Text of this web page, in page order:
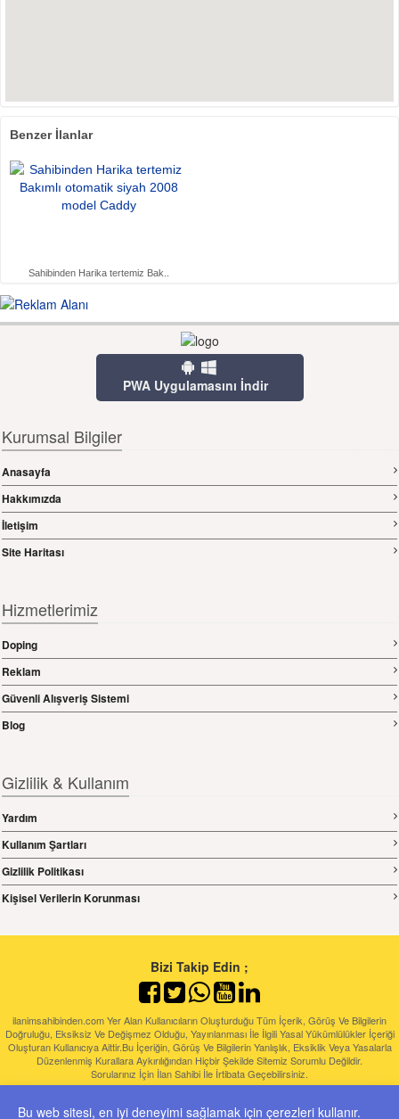
Benzer İlanlar
Sahibinden Harika tertemiz Bak..
PWA Uygulamasını İndir
Kurumsal Bilgiler
Anasayfa
Hakkımızda
İletişim
Site Haritası
Hizmetlerimiz
Doping
Reklam
Güvenli Alışveriş Sistemi
Blog
Gizlilik & Kullanım
Yardım
Kullanım Şartları
Gizlilik Politikası
Kişisel Verilerin Korunması
Bizi Takip Edin ;
ilanimsahibinden.com Yer Alan Kullanıcıların Oluşturduğu Tüm İçerik, Görüş Ve Bilgilerin
Doğruluğu, Eksiksiz Ve Değişmez Olduğu, Yayınlanması İle İlgili Yasal Yükümlülükler İçeriği
Oluşturan Kullanıcıya Aittir.Bu İçeriğin, Görüş Ve Bilgilerin Yanlışlık, Eksiklik Veya Yasalarla
Düzenlenmiş Kurallara Aykırılığından Hiçbir Şekilde Sitemiz Sorumlu Değildir.
Sorularınız İçin İlan Sahibi İle İrtibata Geçebilirsiniz.
Bu web sitesi, en iyi deneyimi sağlamak için çerezleri kullanır.